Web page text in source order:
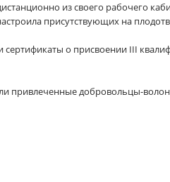
из своего рабочего
присутствующих на
о присвоении III
добровольцы-